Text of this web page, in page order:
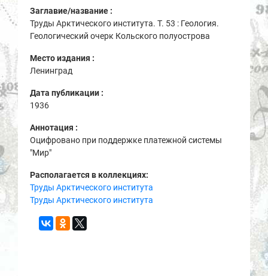
Заглавие/название :
Труды Арктического института. Т. 53 : Геология.
Геологический очерк Кольского полуострова
Место издания :
Ленинград
Дата публикации :
1936
Аннотация :
Оцифровано при поддержке платежной системы
"Мир"
Располагается в коллекциях:
Труды Арктического института
Труды Арктического института